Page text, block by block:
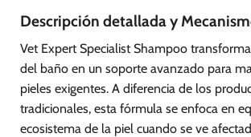
Descripción detallada y
Vet Expert Specialist Shampoo
del baño en un soporte avanzado para
pieles exigentes. A diferencia de los
tradicionales, esta fórmula se enfoca en
ecosistema de la piel cuando se ve